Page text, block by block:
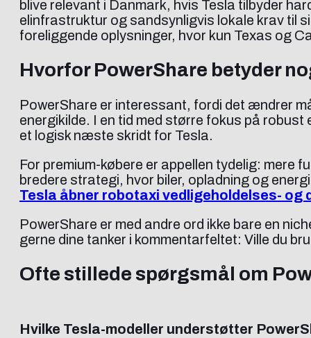
blive relevant i Danmark, hvis Tesla tilbyder
elinfrastruktur og sandsynligvis lokale krav til
foreliggende oplysninger, hvor kun Texas og
Hvorfor PowerShare betyder
PowerShare er interessant, fordi det ændrer
energikilde. I en tid med større fokus på
et logisk næste skridt for Tesla.
For premium-købere er appellen tydelig: mere
bredere strategi, hvor biler, opladning og
Tesla åbner robotaxi vedligeholdelses- og
PowerShare er med andre ord ikke bare en
gerne dine tanker i kommentarfeltet: Ville du
Ofte stillede spørgsmål om
Hvilke Tesla-modeller understøtter